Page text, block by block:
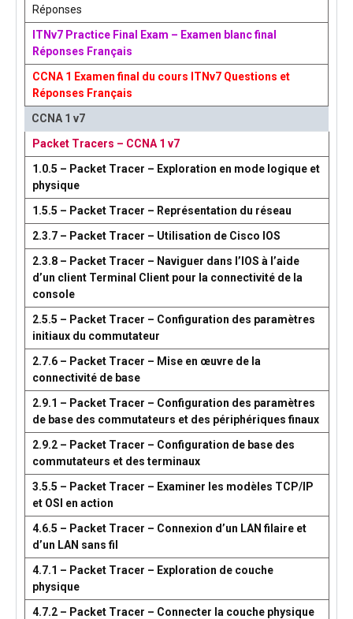
Réponses
ITNv7 Practice Final Exam – Examen blanc final
Réponses Français
CCNA 1 Examen final du cours ITNv7 Questions et
Réponses Français
CCNA 1 v7
Packet Tracers – CCNA 1 v7
1.0.5 – Packet Tracer – Exploration en mode logique et
physique
1.5.5 – Packet Tracer – Représentation du réseau
2.3.7 – Packet Tracer – Utilisation de Cisco IOS
2.3.8 – Packet Tracer – Naviguer dans l’IOS à l’aide
d’un client Terminal Client pour la connectivité de la
console
2.5.5 – Packet Tracer – Configuration des paramètres
initiaux du commutateur
2.7.6 – Packet Tracer – Mise en œuvre de la
connectivité de base
2.9.1 – Packet Tracer – Configuration des paramètres
de base des commutateurs et des périphériques finaux
2.9.2 – Packet Tracer – Configuration de base des
commutateurs et des terminaux
3.5.5 – Packet Tracer – Examiner les modèles TCP/IP
et OSI en action
4.6.5 – Packet Tracer – Connexion d’un LAN filaire et
d’un LAN sans fil
4.7.1 – Packet Tracer – Exploration de couche
physique
4.7.2 – Packet Tracer – Connecter la couche physique